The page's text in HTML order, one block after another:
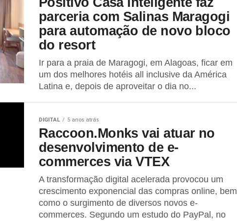
parceria com Salinas Maragogi
para automação de novo bloco
do resort
Ir para a praia de Maragogi, em Alagoas, ficar em
um dos melhores hotéis all inclusive da América
Latina e, depois de aproveitar o dia no...
DIGITAL 5 anos atrás
Raccoon.Monks vai atuar no
desenvolvimento de e-
commerces via VTEX
A transformação digital acelerada provocou um
crescimento exponencial das compras online, bem
como o surgimento de diversos novos e-
commerces. Segundo um estudo do PayPal, no